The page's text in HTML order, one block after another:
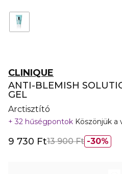
CLINIQUE
ANTI-BLEMISH
GEL
Arctisztító
32 hűségpontok Köszönjük a
30%
9 730 Ft13 900 Ft